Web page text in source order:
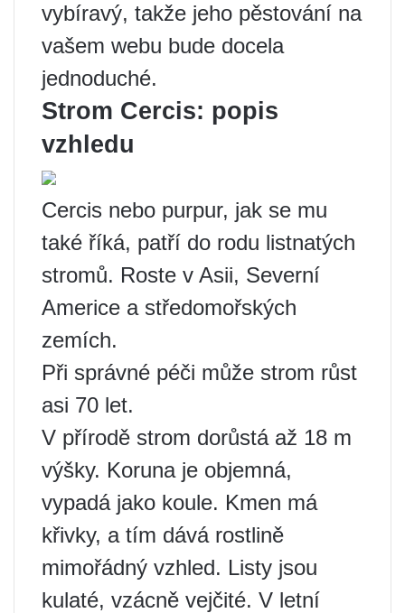
vybíravý, takže jeho pěstování na
vašem webu bude docela
jednoduché.
Strom Cercis: popis
vzhledu
Cercis nebo purpur, jak se mu
také říká, patří do rodu listnatých
stromů. Roste v Asii, Severní
Americe a středomořských
zemích.
Při správné péči může strom růst
asi 70 let.
V přírodě strom dorůstá až 18 m
výšky. Koruna je objemná,
vypadá jako koule. Kmen má
křivky, a tím dává rostlině
mimořádný vzhled. Listy jsou
kulaté, vzácně vejčité. V letní